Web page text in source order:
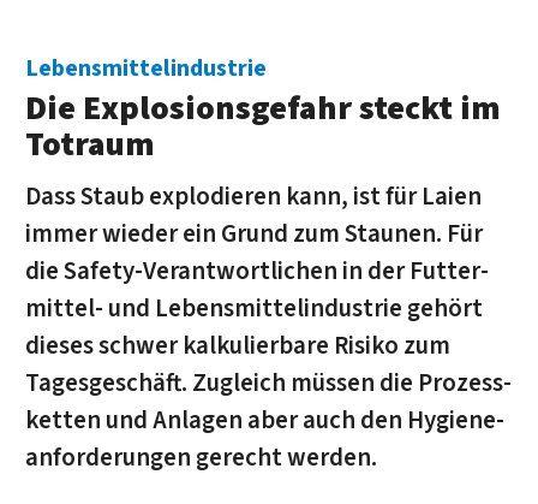
Lebensmittelindustrie
Die Explosions­gefahr steckt im
Totraum
Dass Staub explodieren kann, ist für Laien
immer wieder ein Grund zum Staunen. Für
die Safety-Ver­ant­wort­lichen in der Futter­
mittel- und Lebens­mittel­industrie ge­hört
dieses schwer kal­ku­lier­bare Ri­siko zum
Tages­geschäft. Zu­gleich müs­sen die Prozess­
ketten und An­lagen aber auch den Hygiene­
anforderungen gerecht werden.